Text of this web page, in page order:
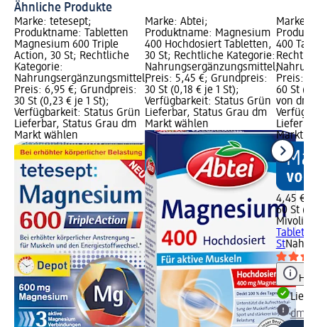
Ähnliche Produkte
Marke: tetesept;
Produktname: Tabletten
Magnesium 600 Triple
Action, 30 St; Rechtliche
Kategorie:
Nahrungsergänzungsmittel;
Preis: 6,95 €; Grundpreis:
30 St (0,23 € je 1 St);
Verfügbarkeit: Status Grün
Lieferbar, Status Grau dm
Markt wählen
Marke: Abtei;
Produktname: Magnesium
400 Hochdosiert Tabletten,
30 St; Rechtliche Kategorie:
Nahrungsergänzungsmittel;
Preis: 5,45 €; Grundpreis:
30 St (0,18 € je 1 St);
Verfügbarkeit: Status Grün
Lieferbar, Status Grau dm
Markt wählen
Marke:
400
Preis:
60 St
von dm
Markt
4,45 €
60 St
Mivolis
St
dm